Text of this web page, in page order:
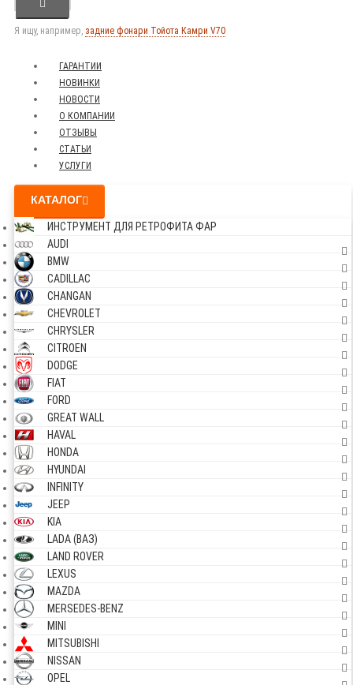
Я ищу, например, задние фонари Тойота Камри V70
ГАРАНТИИ
НОВИНКИ
НОВОСТИ
О КОМПАНИИ
ОТЗЫВЫ
СТАТЬИ
УСЛУГИ
КАТАЛОГ
ИНСТРУМЕНТ ДЛЯ РЕТРОФИТА ФАР
AUDI
BMW
CADILLAC
CHANGAN
CHEVROLET
CHRYSLER
CITROEN
DODGE
FIAT
FORD
GREAT WALL
HAVAL
HONDA
HYUNDAI
INFINITY
JEEP
KIA
LADA (ВАЗ)
LAND ROVER
LEXUS
MAZDA
MERSEDES-BENZ
MINI
MITSUBISHI
NISSAN
OPEL